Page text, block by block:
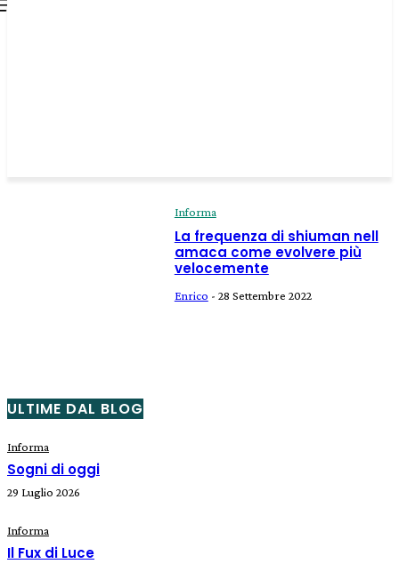
Informa
La frequenza di shiuman nell
amaca come evolvere più
velocemente
Enrico - 28 Settembre 2022
ULTIME DAL BLOG
Informa
Sogni di oggi
29 Luglio 2026
Informa
Il Fux di Luce